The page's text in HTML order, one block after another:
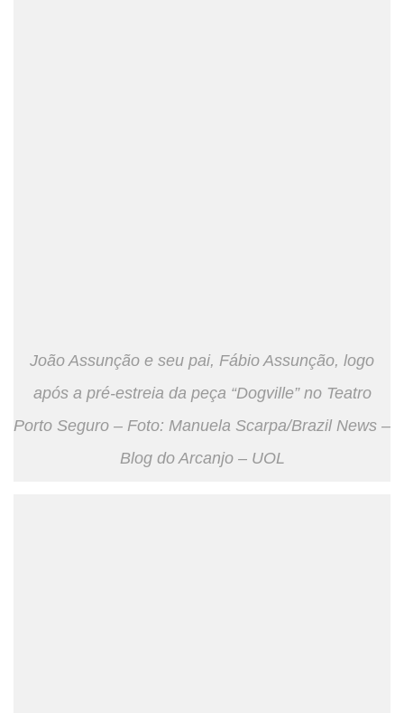
João Assunção e seu pai, Fábio Assunção, logo
após a pré-estreia da peça “Dogville” no Teatro
Porto Seguro – Foto: Manuela Scarpa/Brazil News –
Blog do Arcanjo – UOL